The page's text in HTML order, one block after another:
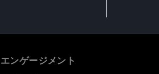
エンゲージメント